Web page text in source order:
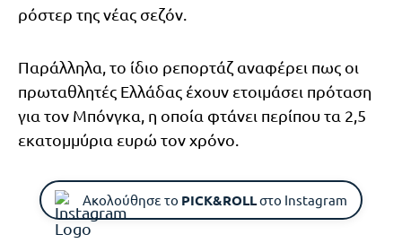
ρόστερ της νέας σεζόν.
Παράλληλα, το ίδιο ρεπορτάζ αναφέρει πως οι
πρωταθλητές Ελλάδας έχουν ετοιμάσει πρόταση
για τον Μπόνγκα, η οποία φτάνει περίπου τα 2,5
εκατομμύρια ευρώ τον χρόνο.
Ακολούθησε το PICK&ROLLστο Instagram